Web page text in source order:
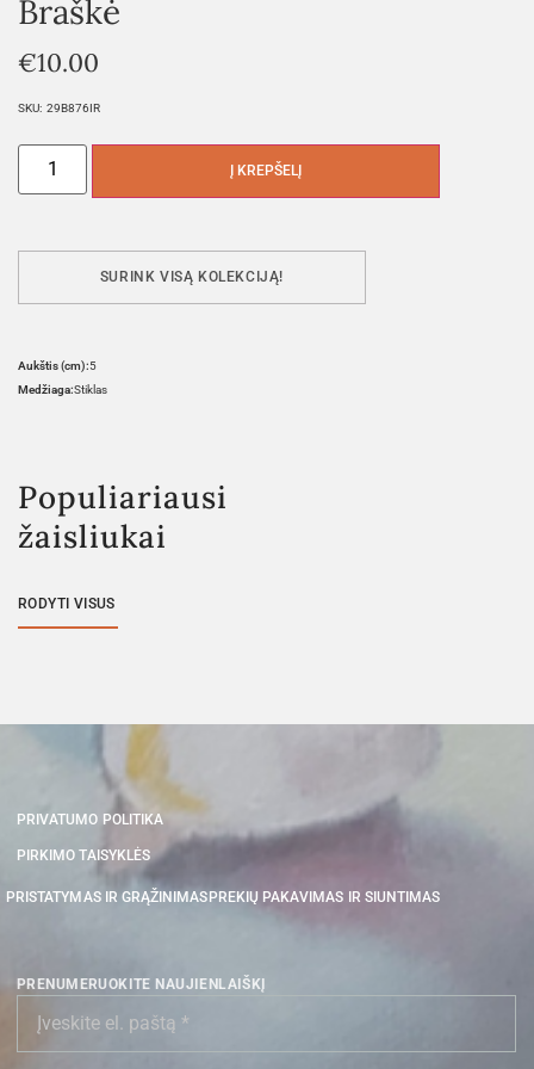
Braškė
€10.00
SKU: 29B876IR
Į KREPŠELĮ
SURINK VISĄ KOLEKCIJĄ!
Aukštis (cm):5
Medžiaga:Stiklas
Populiariausi
žaisliukai
RODYTI VISUS
PRIVATUMO POLITIKA
PIRKIMO TAISYKLĖS
PRISTATYMAS IR GRĄŽINIMASPREKIŲ PAKAVIMAS IR SIUNTIMAS
PRENUMERUOKITE NAUJIENLAIŠKĮ